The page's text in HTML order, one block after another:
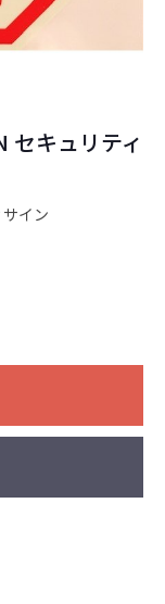
セキュリティ
サイン
進む